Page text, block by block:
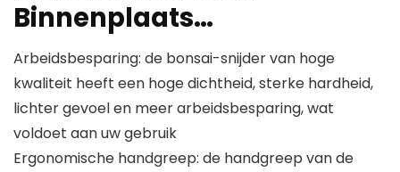
Binnenplaats…
Arbeidsbesparing: de bonsai-snijder van hoge
kwaliteit heeft een hoge dichtheid, sterke hardheid,
lichter gevoel en meer arbeidsbesparing, wat
voldoet aan uw gebruik
Ergonomische handgreep: de handgreep van de